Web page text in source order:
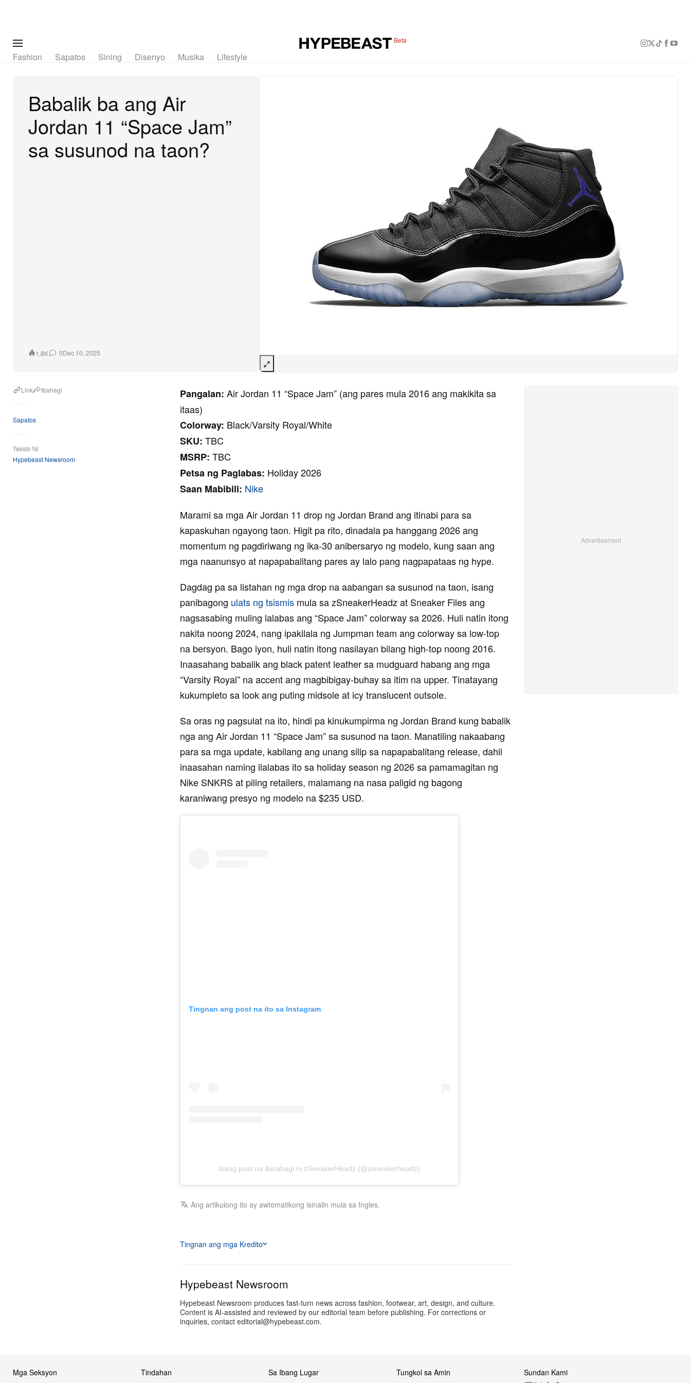
Beta
Fashion Sapatos Sining Disenyo Musika Lifestyle
Babalik ba ang Air
Jordan 11 “Space Jam”
sa susunod na taon?
1.8K 0Dec 10, 2025
Link Ibahagi
Sapatos
Teksto Ni
Hypebeast Newsroom
Pangalan: Air Jordan 11 “Space Jam” (ang pares mula 2016 ang makikita sa
itaas)
Colorway: Black/Varsity Royal/White
SKU: TBC
MSRP: TBC
Petsa ng Paglabas: Holiday 2026
Saan Mabibili: Nike
Marami sa mga Air Jordan 11 drop ng Jordan Brand ang itinabi para sa
kapaskuhan ngayong taon. Higit pa rito, dinadala pa hanggang 2026 ang
momentum ng pagdiriwang ng ika-30 anibersaryo ng modelo, kung saan ang
mga naanunsyo at napapabalitang pares ay lalo pang nagpapataas ng hype.
Dagdag pa sa listahan ng mga drop na aabangan sa susunod na taon, isang
panibagong ulats ng tsismis mula sa zSneakerHeadz at Sneaker Files ang
nagsasabing muling lalabas ang “Space Jam” colorway sa 2026. Huli natin itong
nakita noong 2024, nang ipakilala ng Jumpman team ang colorway sa low-top
na bersyon. Bago iyon, huli natin itong nasilayan bilang high-top noong 2016.
Inaasahang babalik ang black patent leather sa mudguard habang ang mga
“Varsity Royal” na accent ang magbibigay-buhay sa itim na upper. Tinatayang
kukumpleto sa look ang puting midsole at icy translucent outsole.
Sa oras ng pagsulat na ito, hindi pa kinukumpirma ng Jordan Brand kung babalik
nga ang Air Jordan 11 “Space Jam” sa susunod na taon. Manatiling nakaabang
para sa mga update, kabilang ang unang silip sa napapabalitang release, dahil
inaasahan naming ilalabas ito sa holiday season ng 2026 sa pamamagitan ng
Nike SNKRS at piling retailers, malamang na nasa paligid ng bagong
karaniwang presyo ng modelo na $235 USD.
Tingnan ang post na ito sa Instagram
Isang post na ibinahagi ni zSneakerHeadz (@zsneakerheadz)
Ang artikulong ito ay awtomatikong isinalin mula sa Ingles.
Tingnan ang mga Kredito
Hypebeast Newsroom
Hypebeast Newsroom produces fast-turn news across fashion, footwear, art, design, and culture.
Content is AI-assisted and reviewed by our editorial team before publishing. For corrections or
inquiries, contact editorial@hypebeast.com.
Mga Seksyon
Tindahan
Sa Ibang Lugar
Tungkol sa Amin
Sundan Kami